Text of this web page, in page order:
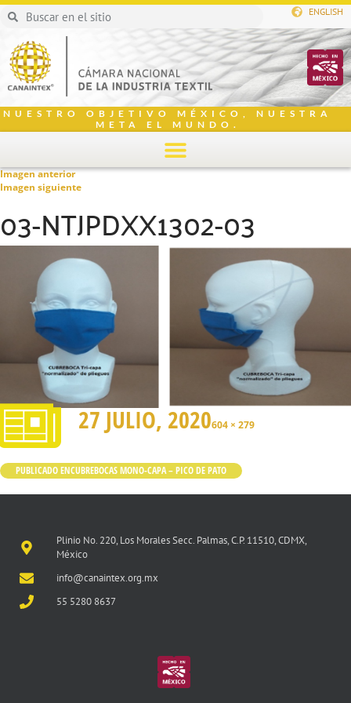
ENGLISH
NUESTRO OBJETIVO MÉXICO, NUESTRA
META EL MUNDO.
Imagen anterior
Imagen siguiente
03-NTJPDXX1302-03
27 JULIO, 2020604 × 279
PUBLICADO ENCUBREBOCAS MONO-CAPA – PICO DE PATO
Plinio No. 220, Los Morales Secc. Palmas, C.P. 11510, CDMX,
México
info@canaintex.org.mx
55 5280 8637